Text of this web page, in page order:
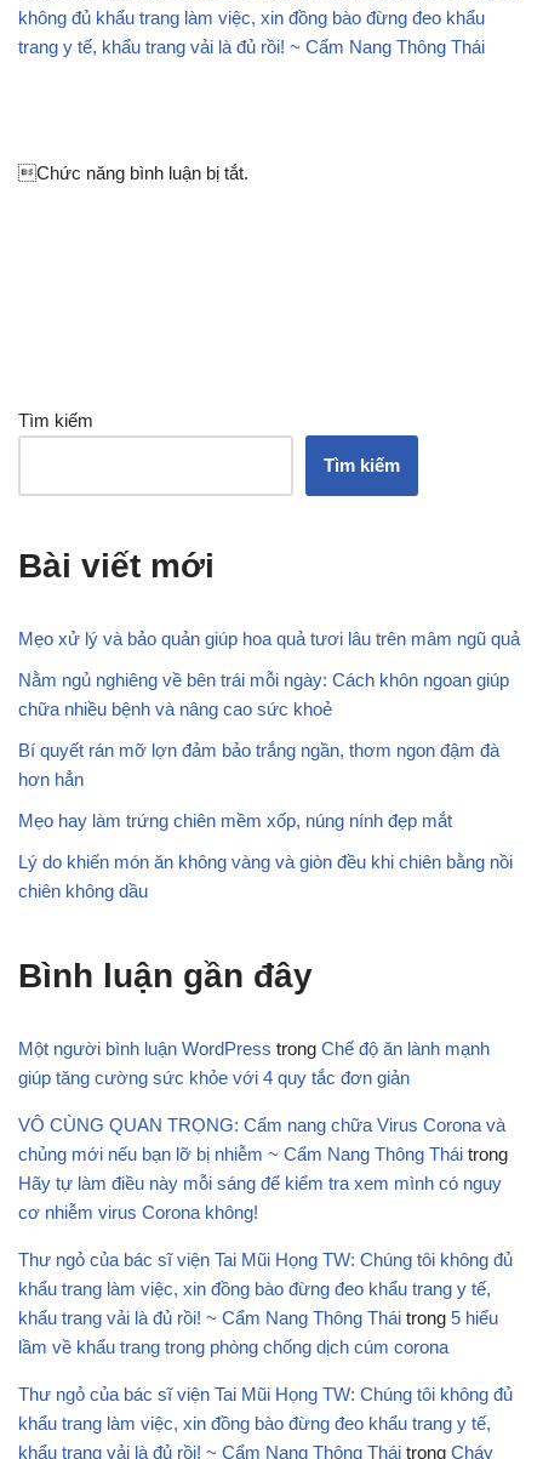
không đủ khẩu trang làm việc, xin đồng bào đừng đeo khẩu
trang y tế, khẩu trang vải là đủ rồi! ~ Cẩm Nang Thông Thái
Chức năng bình luận bị tắt.
Tìm kiếm
Tìm kiếm
Bài viết mới
Mẹo xử lý và bảo quản giúp hoa quả tươi lâu trên mâm ngũ quả
Nằm ngủ nghiêng về bên trái mỗi ngày: Cách khôn ngoan giúp
chữa nhiều bệnh và nâng cao sức khoẻ
Bí quyết rán mỡ lợn đảm bảo trắng ngần, thơm ngon đậm đà
hơn hẳn
Mẹo hay làm trứng chiên mềm xốp, núng nính đẹp mắt
Lý do khiến món ăn không vàng và giòn đều khi chiên bằng nồi
chiên không dầu
Bình luận gần đây
Một người bình luận WordPress trong Chế độ ăn lành mạnh
giúp tăng cường sức khỏe với 4 quy tắc đơn giản
VÔ CÙNG QUAN TRỌNG: Cẩm nang chữa Virus Corona và
chủng mới nếu bạn lỡ bị nhiễm ~ Cẩm Nang Thông Thái trong
Hãy tự làm điều này mỗi sáng để kiểm tra xem mình có nguy
cơ nhiễm virus Corona không!
Thư ngỏ của bác sĩ viện Tai Mũi Họng TW: Chúng tôi không đủ
khẩu trang làm việc, xin đồng bào đừng đeo khẩu trang y tế,
khẩu trang vải là đủ rồi! ~ Cẩm Nang Thông Thái trong 5 hiểu
lầm về khẩu trang trong phòng chống dịch cúm corona
Thư ngỏ của bác sĩ viện Tai Mũi Họng TW: Chúng tôi không đủ
khẩu trang làm việc, xin đồng bào đừng đeo khẩu trang y tế,
khẩu trang vải là đủ rồi! ~ Cẩm Nang Thông Thái trong Cháy